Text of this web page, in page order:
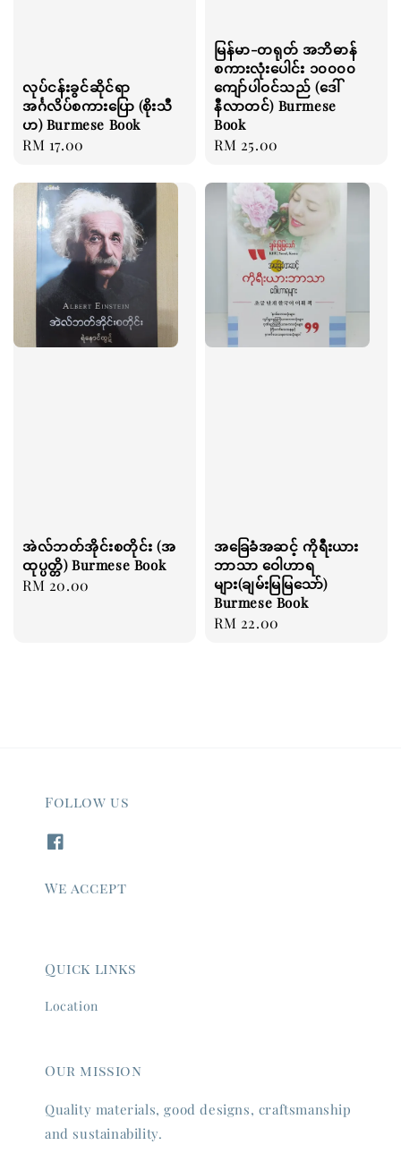
လုပ်ငန်းခွင်ဆိုင်ရာ
အင်္ဂလိပ်စကားပြော (စိုးသီ
ဟ) Burmese Book
Regular
RM 17.00
မြန်မာ-တရုတ် အဘိဓာန်
စကားလုံးပေါင်း ၁၀၀၀၀
ကျော်ပါဝင်သည် (ဒေါ်
နီလာတင်) Burmese
Book
Regular
RM 25.00
အဲလ်ဘတ်အိုင်းစတိုင်း (အ
ထုပ္ပတ္တိ) Burmese Book
Regular
RM 20.00
အခြေခံအဆင့် ကိုရီးယား
ဘာသာ ဝေါဟာရ
များ(ချမ်းမြမြသော်)
Burmese Book
Regular
RM 22.00
Follow us
We accept
Quick links
Location
Our mission
Quality materials, good designs, craftsmanship
and sustainability.